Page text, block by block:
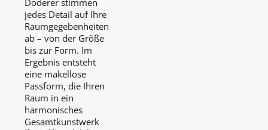
jedes Detail auf Ihre
Raumgegebenheiten
ab – von der Größe
bis zur Form. Im
Ergebnis entsteht
eine makellose
Passform, die Ihren
Raum in ein
harmonisches
Gesamtkunstwerk